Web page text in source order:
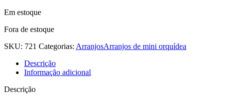
Em estoque
Fora de estoque
SKU: 721 Categorias: ArranjosArranjos de mini orquídea
Descrição
Informação adicional
Descrição